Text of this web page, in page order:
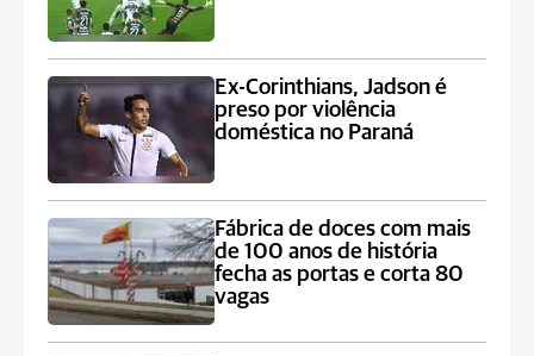
Ex-Corinthians, Jadson é
preso por violência
doméstica no Paraná
Fábrica de doces com mais
de 100 anos de história
fecha as portas e corta 80
vagas